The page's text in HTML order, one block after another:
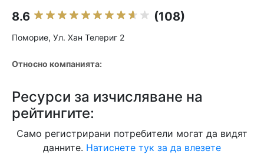
8.6 (108)
Поморие, Ул. Хан Телериг 2
Относно компанията:
Ресурси за изчисляване на
рейтингите:
Само регистрирани потребители могат да видят
данните. Натиснете тук за да влезете